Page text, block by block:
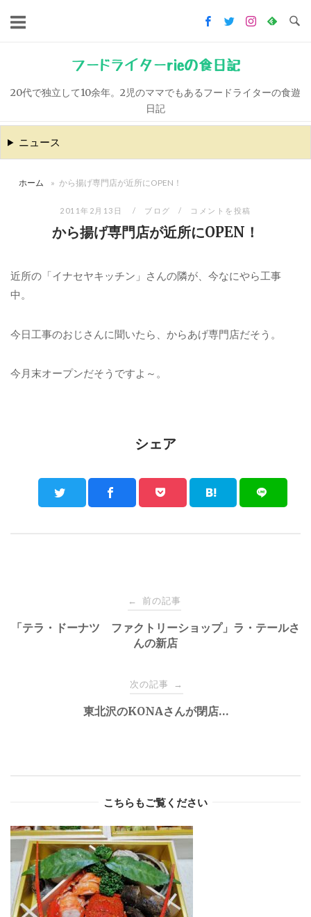
キ
ッ
フードライターrieの食日記
20代で独立して10余年。2児のママでもあるフードライターの食遊
日記
ニュース
ホーム » から揚げ専門店が近所にOPEN！
2011年2月13日 ブログ コメントを投稿
から揚げ専門店が近所にOPEN！
近所の「イナセヤキッチン」さんの隣が、今なにやら工事
中。
今日工事のおじさんに聞いたら、からあげ専門店だそう。
今月末オープンだそうですよ～。
シェア
navigation
← 前の記事
「テラ・ドーナツ ファクトリーショップ」ラ・テールさ
んの新店
次の記事 →
東北沢のKONAさんが閉店…
こちらもご覧ください